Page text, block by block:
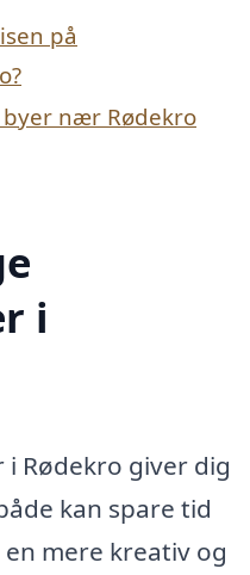
på
nær Rødekro
i
Rødekro giver dig
kan spare tid
mere kreativ og